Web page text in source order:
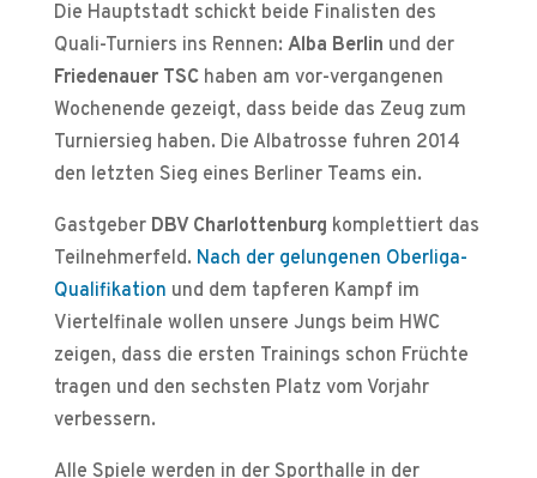
Die Hauptstadt schickt beide Finalisten des
Quali-Turniers ins Rennen: Alba Berlin und der
Friedenauer TSChaben am vor-vergangenen
Wochenende gezeigt, dass beide das Zeug zum
Turniersieg haben. Die Albatrosse fuhren 2014
den letzten Sieg eines Berliner Teams ein.
Gastgeber DBV Charlottenburg komplettiert das
Teilnehmerfeld. Nach der gelungenen Oberliga-
Qualifikation und dem tapferen Kampf im
Viertelfinale wollen unsere Jungs beim HWC
zeigen, dass die ersten Trainings schon Früchte
tragen und den sechsten Platz vom Vorjahr
verbessern.
Alle Spiele werden in der Sporthalle in der